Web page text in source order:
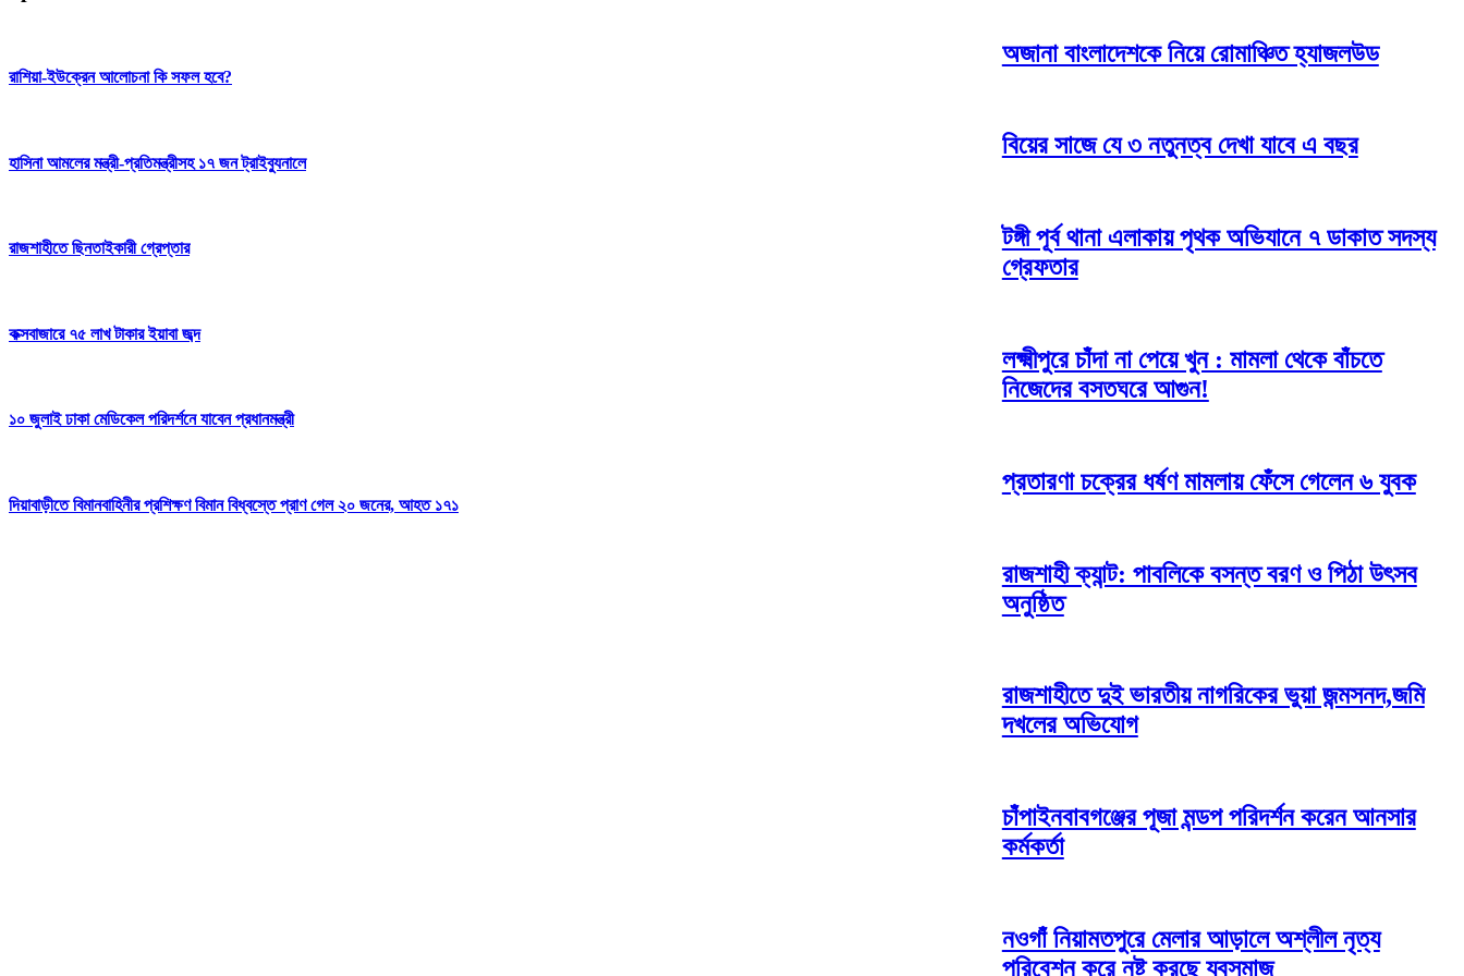
রাশিয়া-ইউক্রেন আলোচনা কি সফল হবে?
হাসিনা আমলের মন্ত্রী-প্রতিমন্ত্রীসহ ১৭ জন ট্রাইব্যুনালে
রাজশাহীতে ছিনতাইকারী গ্রেপ্তার
কক্সবাজারে ৭৫ লাখ টাকার ইয়াবা জব্দ
১০ জুলাই ঢাকা মেডিকেল পরিদর্শনে যাবেন প্রধানমন্ত্রী
দিয়াবাড়ীতে বিমানবাহিনীর প্রশিক্ষণ বিমান বিধ্বস্তে প্রাণ গেল ২০ জনের, আহত ১৭১
অজানা বাংলাদেশকে নিয়ে রোমাঞ্চিত হ্যাজলউড
বিয়ের সাজে যে ৩ নতুনত্ব দেখা যাবে এ বছর
টঙ্গী পূর্ব থানা এলাকায় পৃথক অভিযানে ৭ ডাকাত সদস্য
গ্রেফতার
লক্ষ্মীপুরে চাঁদা না পেয়ে খুন : মামলা থেকে বাঁচতে
নিজেদের বসতঘরে আগুন!
প্রতারণা চক্রের ধর্ষণ মামলায় ফেঁসে গেলেন ৬ যুবক
রাজশাহী ক্যান্ট: পাবলিকে বসন্ত বরণ ও পিঠা উৎসব
অনুষ্ঠিত
রাজশাহীতে দুই ভারতীয় নাগরিকের ভুয়া জন্মসনদ,জমি
দখলের অভিযোগ
চাঁপাইনবাবগঞ্জের পূজা মন্ডপ পরিদর্শন করেন আনসার
কর্মকর্তা
নওগাঁ নিয়ামতপুরে মেলার আড়ালে অশ্লীল নৃত্য
পরিবেশন করে নষ্ট করছে যুবসমাজ